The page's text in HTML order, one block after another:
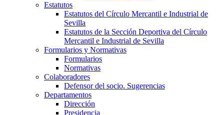
Estatutos
Estatutos del Círculo Mercantil e Industrial de
Sevilla
Estatutos de la Sección Deportiva del Círculo
Mercantil e Industrial de Sevilla
Formularios y Normativas
Formularios
Normativas
Colaboradores
Defensor del socio. Sugerencias
Departamentos
Dirección
Presidencia